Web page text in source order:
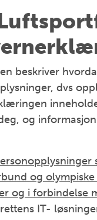
beskriver
dvs
og
og
og i forbindelse
IT-